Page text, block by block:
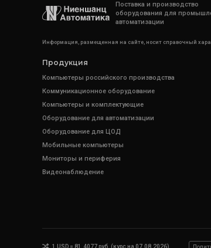
Поставка и производство
оборудования для
автоматизации
Информация, размещенная на сайте, носит справочный
Продукция
Компьютеры российского производства
Коммуникационное оборудование
Компьютеры и комплектующие
Оборудование для автоматизации
Оборудование для ЦОД
Мобильные компьютеры
Мониторы и периферия
Видеонаблюдение
1 USD = 81.4077 руб. (курс на 07.08.2026)